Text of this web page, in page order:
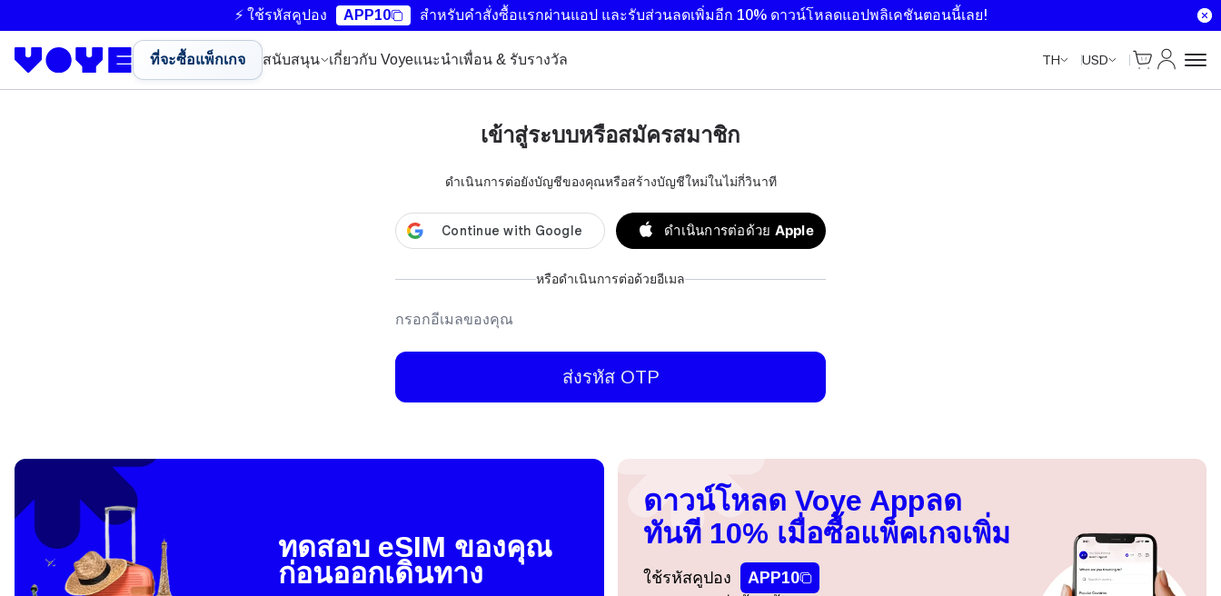
⚡ ใช้รหัสคูปอง APP10 สำหรับคำสั่งซื้อแรกผ่านแอป และรับส่วนลดเพิ่มอีก 10% ดาวน์โหลดแอปพลิเคชันตอนนี้เลย!
ที่จะซื้อแพ็กเกจ สนับสนุน เกี่ยวกับ Voyeแนะนำเพื่อน & รับรางวัล TH USD
ตะกร้าสินค้า
บัญชีของ
เข้าสู่ระบบหรือสมัครสมาชิก
ดำเนินการต่อยังบัญชีของคุณหรือสร้างบัญชีใหม่ในไม่กี่วินาที
ดำเนินการต่อด้วย Apple
หรือดำเนินการต่อด้วยอีเมล
อีเมล
ส่งรหัส OTP
ทดสอบ eSIM ของคุณ
ก่อนออกเดินทาง
ดาวน์โหลด Voye Appลด
ทันที 10% เมื่อซื้อแพ็คเกจเพิ่ม
ใช้รหัสคูปอง
APP10